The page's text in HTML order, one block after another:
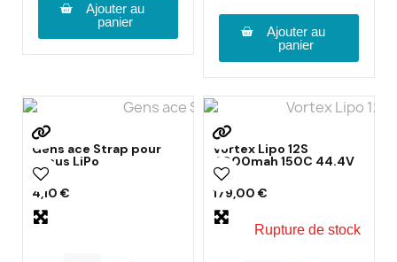
Ajouter au
panier
Ajouter au
panier
Gens ace Strap pour
accus LiPo
4,10 €
Vortex Lipo 12S
4000mah 150C 44.4V
179,00 €
Rupture de stock